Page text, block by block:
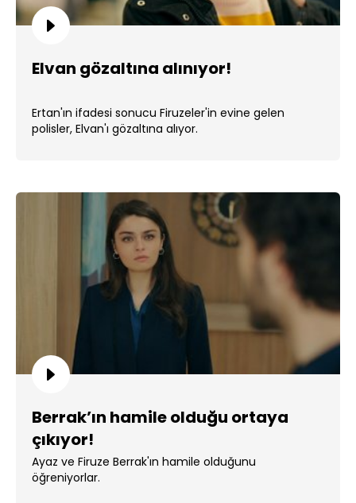
Elvan gözaltına alınıyor!
Ertan'ın ifadesi sonucu Firuzeler'in evine gelen
polisler, Elvan'ı gözaltına alıyor.
Berrak’ın hamile olduğu ortaya
çıkıyor!
Ayaz ve Firuze Berrak'ın hamile olduğunu
öğreniyorlar.